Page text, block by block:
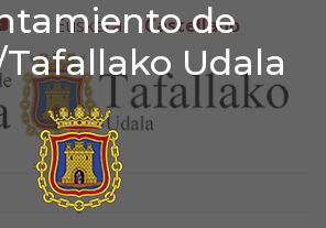
de
Udala
de
youtube
Euskera Castellano